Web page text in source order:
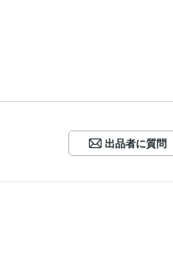
出品者に質問